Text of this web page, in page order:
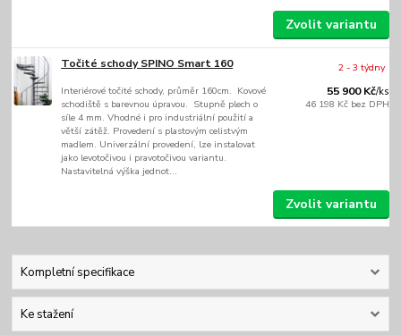
Zvolit variantu
Točité schody SPINO Smart 160
Interiérové točité schody, průměr 160cm. Kovové
schodiště s barevnou úpravou. Stupně plech o
síle 4 mm. Vhodné i pro industriální použití a
větší zátěž. Provedení s plastovým celistvým
madlem. Univerzální provedení, lze instalovat
jako levotočivou i pravotočivou variantu.
Nastavitelná výška jednot...
55 900 Kč/ks
46 198 Kč bez DPH
2 - 3 týdny
Zvolit variantu
Kompletní specifikace
Ke stažení